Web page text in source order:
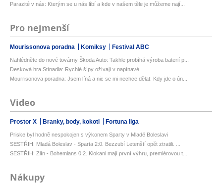
Parazité v nás: Kterým se u nás líbí a kde v našem těle je můžeme nají...
Pro nejmenší
Mourissonova poradna Komiksy Festival ABC
Nahlédněte do nové továrny Škoda Auto: Takhle probíhá výroba baterií p...
Desková hra Stínadla: Rychlé šípy ožívají v napínavé
Mourrisonova poradna: Jsem líná a nic se mi nechce dělat: Kdy jde o ún...
Video
Prostor X Branky, body, kokoti Fortuna liga
Priske byl hodně nespokojen s výkonem Sparty v Mladé Boleslavi
SESTŘIH: Mladá Boleslav - Sparta 2:0. Bezzubí Letenští opět ztratili. ...
SESTŘIH: Zlín - Bohemians 0:2. Klokani mají první výhru, premiérovou t...
Nákupy